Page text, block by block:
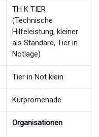
TH K TIER
(Technische
Hilfeleistung, kleiner
als Standard, Tier in
Notlage)
Tier in Not klein
Kurpromenade
Organisationen